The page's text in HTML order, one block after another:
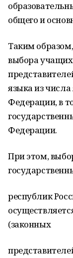
общего и
Таким
выбора
языка из
Федерации, в
Федерации.
При этом,
республик
(законных